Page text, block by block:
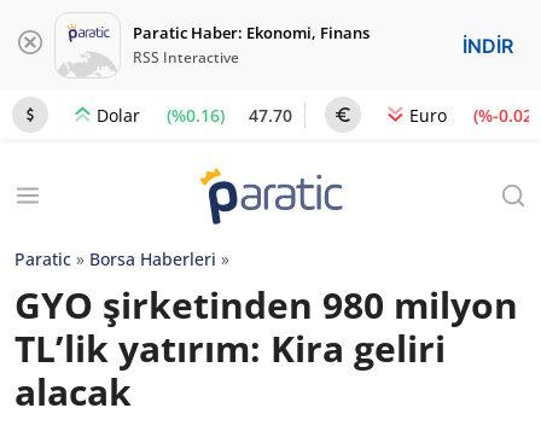
Paratic Haber: Ekonomi, Finans
RSS Interactive İNDİR
Dolar (%0.16) 47.70 Euro (%-0.02)
Paratic » Borsa Haberleri »
GYO şirketinden 980 milyon
TL’lik yatırım: Kira geliri
alacak